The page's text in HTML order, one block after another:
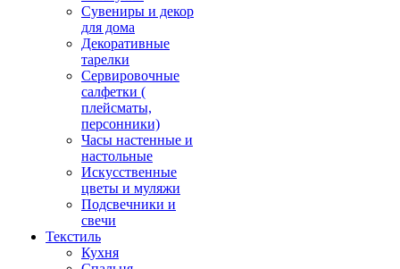
Сувениры и декор
для дома
Декоративные
тарелки
Сервировочные
салфетки (
плейсматы,
персонники)
Часы настенные и
настольные
Искусственные
цветы и муляжи
Подсвечники и
свечи
Текстиль
Кухня